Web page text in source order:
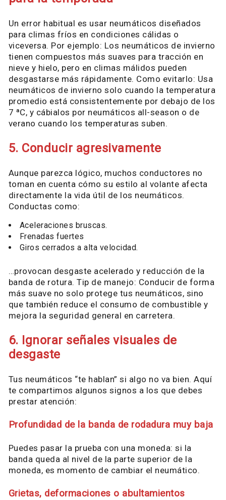
Un error habitual es usar neumáticos diseñados
para climas fríos en condiciones cálidas o
viceversa. Por ejemplo: Los neumáticos de invierno
tienen compuestos más suaves para tracción en
nieve y hielo, pero en climas málidos pueden
desgastarse más rápidamente. Como evitarlo: Usa
neumáticos de invierno solo cuando la temperatura
promedio está consistentemente por debajo de los
7 ªC, y cábialos por neumáticos all-season o de
verano cuando los temperaturas suben.
5. Conducir agresivamente
Aunque parezca lógico, muchos conductores no
toman en cuenta cómo su estilo al volante afecta
directamente la vida útil de los neumáticos.
Conductas como:
Aceleraciones bruscas.
Frenadas fuertes
Giros cerrados a alta velocidad.
…provocan desgaste acelerado y reducción de la
banda de rotura. Tip de manejo: Conducir de forma
más suave no solo protege tus neumáticos, sino
que también reduce el consumo de combustible y
mejora la seguridad general en carretera.
6. Ignorar señales visuales de
desgaste
Tus neumáticos “te hablan” si algo no va bien. Aquí
te compartimos algunos signos a los que debes
prestar atención:
Profundidad de la banda de rodadura muy baja
Puedes pasar la prueba con una moneda: si la
banda queda al nivel de la parte superior de la
moneda, es momento de cambiar el neumático.
Grietas, deformaciones o abultamientos